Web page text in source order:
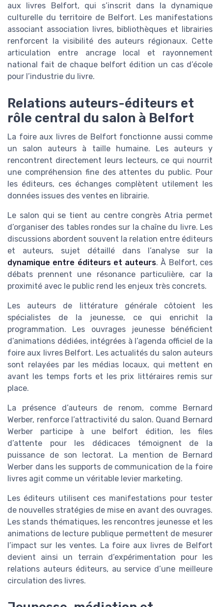
aux livres Belfort, qui s’inscrit dans la dynamique
culturelle du territoire de Belfort. Les manifestations
associant association livres, bibliothèques et librairies
renforcent la visibilité des auteurs régionaux. Cette
articulation entre ancrage local et rayonnement
national fait de chaque belfort édition un cas d’école
pour l’industrie du livre.
Relations auteurs-éditeurs et
rôle central du salon à Belfort
La foire aux livres de Belfort fonctionne aussi comme
un salon auteurs à taille humaine. Les auteurs y
rencontrent directement leurs lecteurs, ce qui nourrit
une compréhension fine des attentes du public. Pour
les éditeurs, ces échanges complètent utilement les
données issues des ventes en librairie.
Le salon qui se tient au centre congrès Atria permet
d’organiser des tables rondes sur la chaîne du livre. Les
discussions abordent souvent la relation entre éditeurs
et auteurs, sujet détaillé dans l’analyse sur la
dynamique entre éditeurs et auteurs. À Belfort, ces
débats prennent une résonance particulière, car la
proximité avec le public rend les enjeux très concrets.
Les auteurs de littérature générale côtoient les
spécialistes de la jeunesse, ce qui enrichit la
programmation. Les ouvrages jeunesse bénéficient
d’animations dédiées, intégrées à l’agenda officiel de la
foire aux livres Belfort. Les actualités du salon auteurs
sont relayées par les médias locaux, qui mettent en
avant les temps forts et les prix littéraires remis sur
place.
La présence d’auteurs de renom, comme Bernard
Werber, renforce l’attractivité du salon. Quand Bernard
Werber participe à une belfort édition, les files
d’attente pour les dédicaces témoignent de la
puissance de son lectorat. La mention de Bernard
Werber dans les supports de communication de la foire
livres agit comme un véritable levier marketing.
Les éditeurs utilisent ces manifestations pour tester
de nouvelles stratégies de mise en avant des ouvrages.
Les stands thématiques, les rencontres jeunesse et les
animations de lecture publique permettent de mesurer
l’impact sur les ventes. La foire aux livres de Belfort
devient ainsi un terrain d’expérimentation pour les
relations auteurs éditeurs, au service d’une meilleure
circulation des livres.